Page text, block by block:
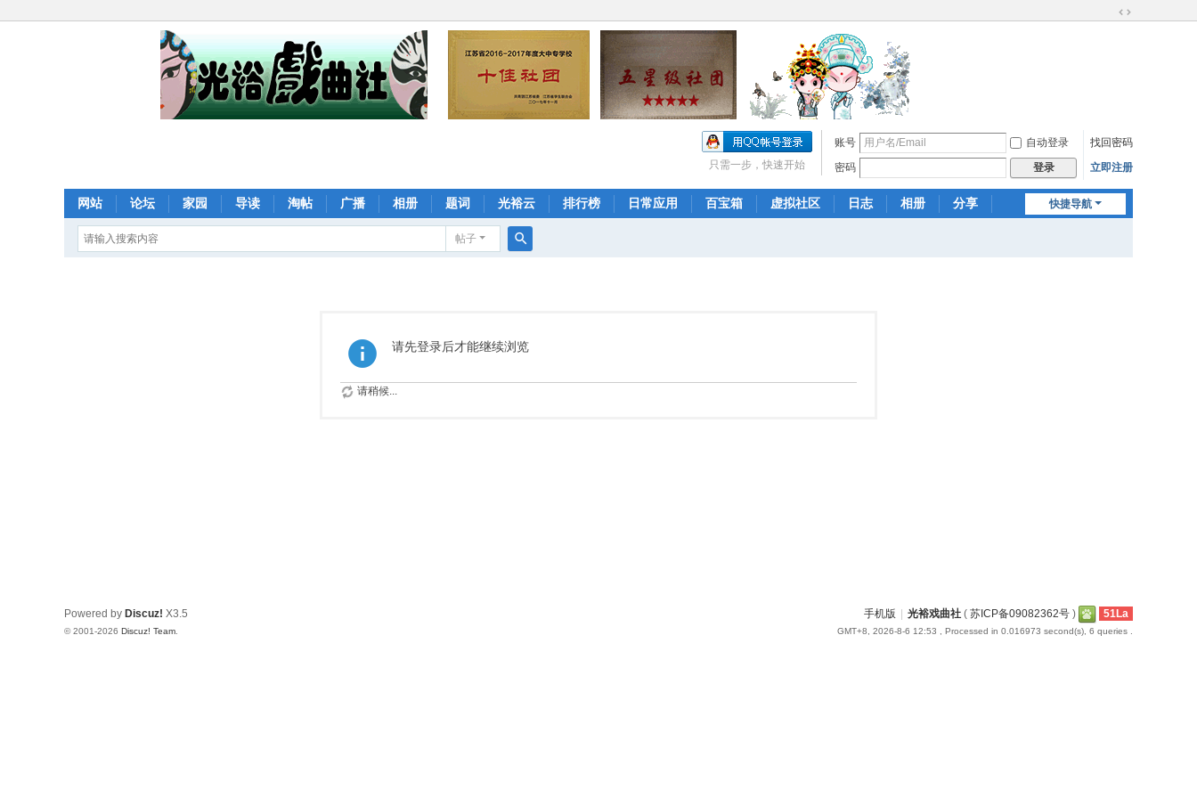
账号 自动登录
找回密码
密码
登录 立即注册
只需一步，快速开始
快捷导航
网站 论坛 家园 导读 淘帖 广播 相册 题词 光裕云 排行榜 日常应用 百宝箱 虚拟社区 日志 相册
分享
帖子
请先登录后才能继续浏览
请稍候...
手机版 光裕戏曲社 ( 苏ICP备09082362号 ) 51La
GMT+8, 2026-8-6 12:53 , Processed in 0.016973 second(s), 6 queries .
Powered by Discuz! X3.5
© 2001-2026 Discuz! Team